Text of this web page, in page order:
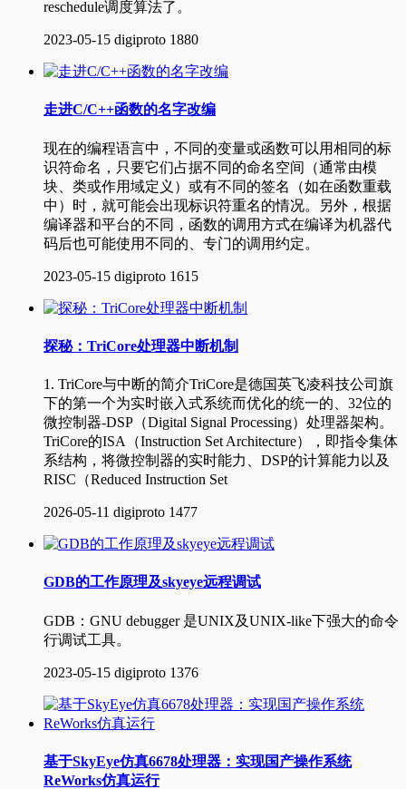
reschedule调度算法了。
2023-05-15 digiproto 1880
走进C/C++函数的名字改编
现在的编程语言中，不同的变量或函数可以用相同的标
识符命名，只要它们占据不同的命名空间（通常由模
块、类或作用域定义）或有不同的签名（如在函数重载
中）时，就可能会出现标识符重名的情况。另外，根据
编译器和平台的不同，函数的调用方式在编译为机器代
码后也可能使用不同的、专门的调用约定。
2023-05-15 digiproto 1615
探秘：TriCore处理器中断机制
1. TriCore与中断的简介TriCore是德国英飞凌科技公司旗
下的第一个为实时嵌入式系统而优化的统一的、32位的
微控制器-DSP（Digital Signal Processing）处理器架构。
TriCore的ISA（Instruction Set Architecture），即指令集体
系结构，将微控制器的实时能力、DSP的计算能力以及
RISC（Reduced Instruction Set
2026-05-11 digiproto 1477
GDB的工作原理及skyeye远程调试
GDB：GNU debugger 是UNIX及UNIX-like下强大的命令
行调试工具。
2023-05-15 digiproto 1376
基于SkyEye仿真6678处理器：实现国产操作系统
ReWorks仿真运行